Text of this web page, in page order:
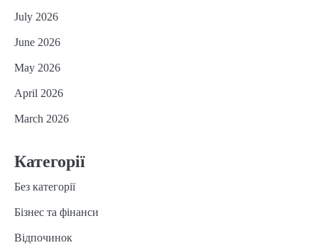
July 2026
June 2026
May 2026
April 2026
March 2026
Категорії
Без категорії
Бізнес та фінанси
Відпочинок